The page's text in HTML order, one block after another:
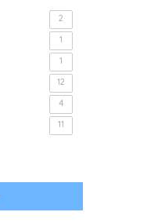
2
1
1
12
4
11